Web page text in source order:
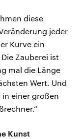
diese
jeder
Kurve ein
Zauberei ist
mal die Länge
Wert. Und
in einer großen
Kunst